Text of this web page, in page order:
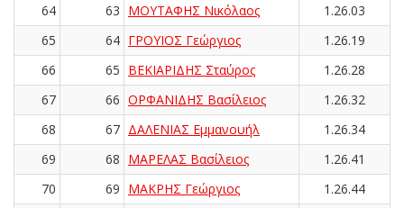
64
63 ΜΟΥΤΑΦΗΣ Νικόλαος
1.26.03
65
64 ΓΡΟΥΙΟΣ Γεώργιος
1.26.19
66
65 ΒΕΚΙΑΡΙΔΗΣ Σταύρος
1.26.28
67
66 ΟΡΦΑΝΙΔΗΣ Βασίλειος
1.26.32
68
67 ΔΑΛΕΝΙΑΣ Εμμανουήλ
1.26.34
69
68 ΜΑΡΕΛΑΣ Βασίλειος
1.26.41
70
69 ΜΑΚΡΗΣ Γεώργιος 1.26.44